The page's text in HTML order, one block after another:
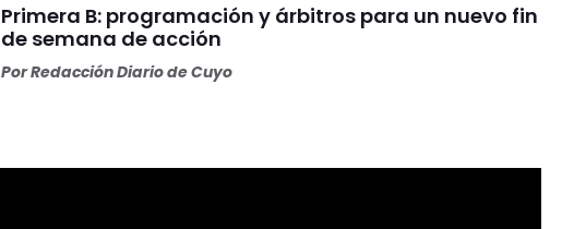
Primera B: programación y árbitros para un nuevo fin
de semana de acción
PorRedacción Diario de Cuyo